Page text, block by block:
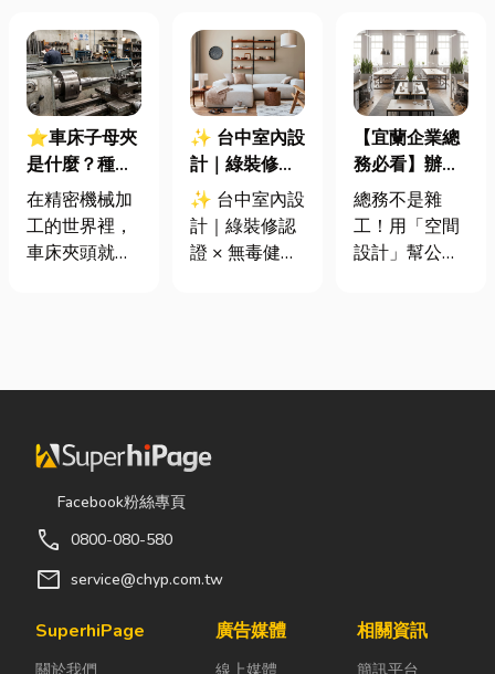
⭐車床子母夾
是什麼？種
類、規格挑選
與台灣採購推
薦完整指南
在精密機械加
工的世界裡，
車床夾頭就像
的工件。然
到少量多樣、
異形材或精密
棒材的訂單
往往需要耗費
大量時間拆裝
這時，車床子
✨ 台中室內設
計｜綠裝修認
證 × 無毒健康
建材，打造安
全、舒適又有
✨ 台中室內設
計｜綠裝修認
證 × 無毒健康
其實一間專業
不只是提供空
生過程中，默
兼具美感、機
【宜蘭企業總
務必看】辦公
室如何打造高
效能職場？從
辦公桌椅、系
總務不是雜
工！用「空間
設計」幫公司
公室時，常覺
辦公室空間設
Facebook粉絲專頁
call 0800-080-580
mail service@chyp.com.tw
SuperhiPage
關於我們
廣告媒體
線上媒體
相關資訊
簡訊平台